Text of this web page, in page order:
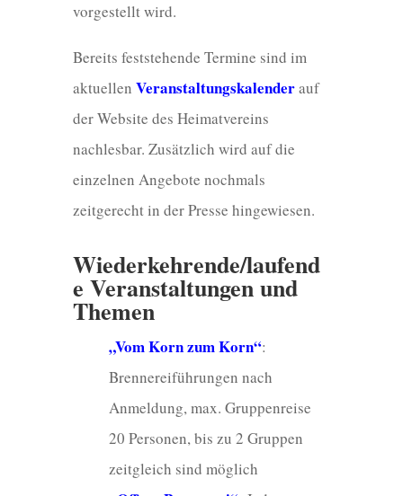
vorgestellt wird.
Bereits feststehende Termine sind im
aktuellen Veranstaltungskalenderauf
der Website des Heimatvereins
nachlesbar. Zusätzlich wird auf die
einzelnen Angebote nochmals
zeitgerecht in der Presse hingewiesen.
Wiederkehrende/laufend
e Veranstaltungen und
Themen
„Vom Korn zum Korn“:
Brennereiführungen nach
Anmeldung, max. Gruppenreise
20 Personen, bis zu 2 Gruppen
zeitgleich sind möglich